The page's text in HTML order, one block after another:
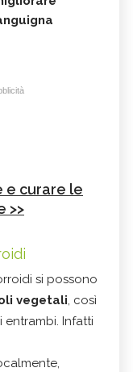
e curare le
>>
si possono
vegetali, così
Infatti